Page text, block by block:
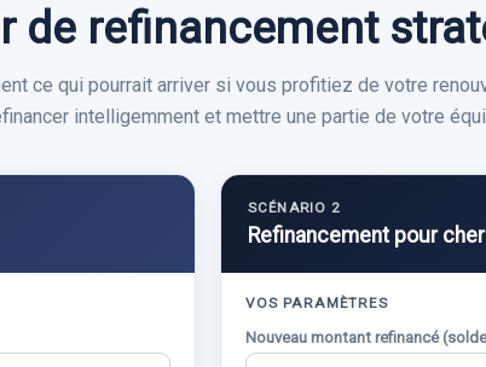
de refinancement
ce qui pourrait arriver si vous profitiez de votre
intelligemment et mettre une partie de votre
SCÉNARIO 2
Refinancement pour
VOS PARAMÈTRES
Nouveau montant refinancé